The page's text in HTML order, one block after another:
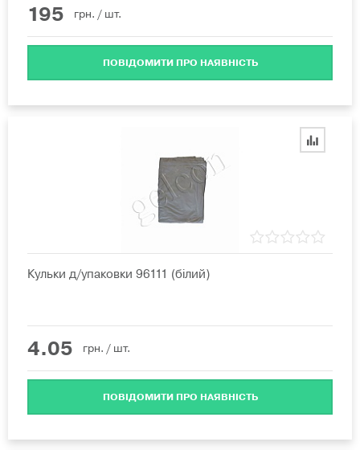
195 грн. / шт.
ПОВІДОМИТИ ПРО НАЯВНІСТЬ
Кульки д/упаковки 96111 (білий)
4.05 грн. / шт.
ПОВІДОМИТИ ПРО НАЯВНІСТЬ